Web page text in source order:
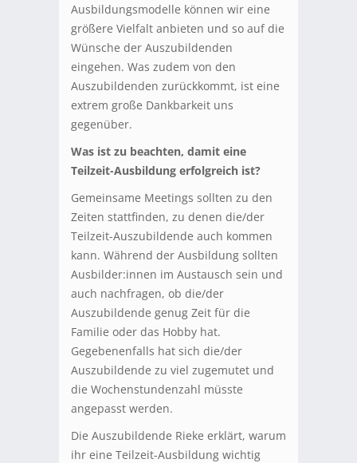
Ausbildungsmodelle können wir eine
größere Vielfalt anbieten und so auf die
Wünsche der Auszubildenden
eingehen. Was zudem von den
Auszubildenden zurückkommt, ist eine
extrem große Dankbarkeit uns
gegenüber.
Was ist zu beachten, damit eine
Teilzeit-Ausbildung erfolgreich ist?
Gemeinsame Meetings sollten zu den
Zeiten stattfinden, zu denen die/der
Teilzeit-Auszubildende auch kommen
kann. Während der Ausbildung sollten
Ausbilder:innen im Austausch sein und
auch nachfragen, ob die/der
Auszubildende genug Zeit für die
Familie oder das Hobby hat.
Gegebenenfalls hat sich die/der
Auszubildende zu viel zugemutet und
die Wochenstundenzahl müsste
angepasst werden.
Die Auszubildende Rieke erklärt, warum
ihr eine Teilzeit-Ausbildung wichtig